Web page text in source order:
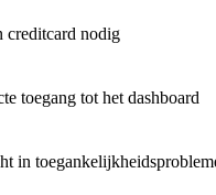
creditcard nodig
toegang tot het dashboard
in